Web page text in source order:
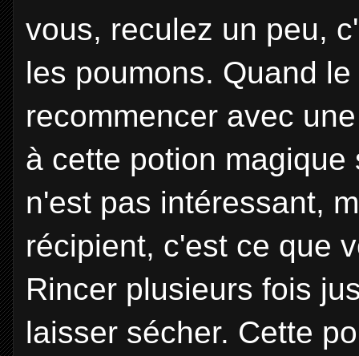
vous, reculez un peu,
les poumons. Quand
recommencer avec
à cette potion
n'est pas intéressant,
récipient, c'est ce que
Rincer plusieurs fois
laisser sécher. Cette